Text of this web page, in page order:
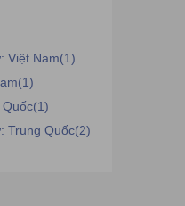
Việt Nam(1)
Trung Quốc(2)